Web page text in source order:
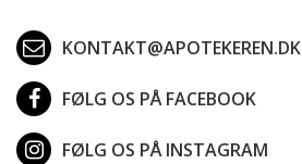
KONTAKT@APOTEKEREN.DK
FØLG OS PÅ FACEBOOK
FØLG OS PÅ INSTAGRAM